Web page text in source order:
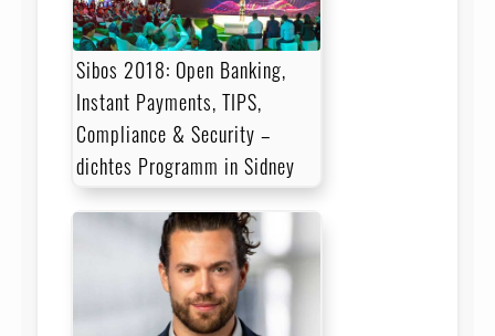
Sibos 2018: Open Banking,
Instant Payments, TIPS,
Compliance & Security –
dichtes Programm in Sidney